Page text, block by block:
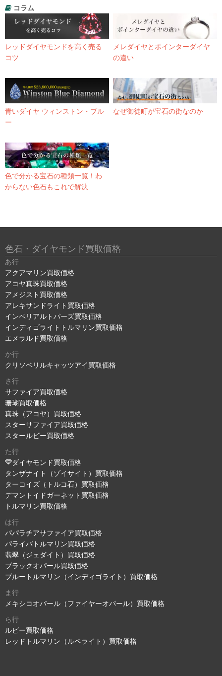
コラム
レッドダイヤモンドを高く売る
コツ
メレダイヤとポインターダイヤ
の違い
青いダイヤ ウィンストン・ブル
ー
なぜ御徒町が宝石の街なのか
色で分かる宝石の種類一覧！わ
からない色石もこれで解決
色石・ダイヤモンド買取価格
あ行
アクアマリン買取価格
アコヤ真珠買取価格
アメジスト買取価格
アレキサンドライト買取価格
インペリアルトパーズ買取価格
インディゴライトトルマリン買取価格
エメラルド買取価格
か行
クリソベリルキャッツアイ買取価格
さ行
サファイア買取価格
珊瑚買取価格
真珠（アコヤ）買取価格
スターサファイア買取価格
スタールビー買取価格
た行
ダイヤモンド買取価格
タンザナイト（ゾイサイト）買取価格
ターコイズ（トルコ石）買取価格
デマントイドガーネット買取価格
トルマリン買取価格
は行
パパラチアサファイア買取価格
パライバトルマリン買取価格
翡翠（ジェダイト）買取価格
ブラックオパール買取価格
ブルートルマリン（インディゴライト）買取価格
ま行
メキシコオパール（ファイヤーオパール）買取価格
ら行
ルビー買取価格
レッドトルマリン（ルベライト）買取価格